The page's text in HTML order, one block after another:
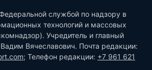
службой по надзору в
технологий и массовых
Учредитель и главный
Вячеславович. Почта редакции:
; Телефон редакции: +7 961 621